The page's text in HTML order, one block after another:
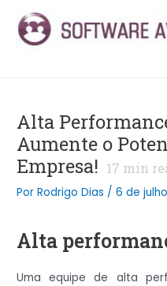
para
Alta
Aumente o
Empresa! 17 min
PorRodrigo Dias /6 de
Alta
Uma equipe de alta
navigation